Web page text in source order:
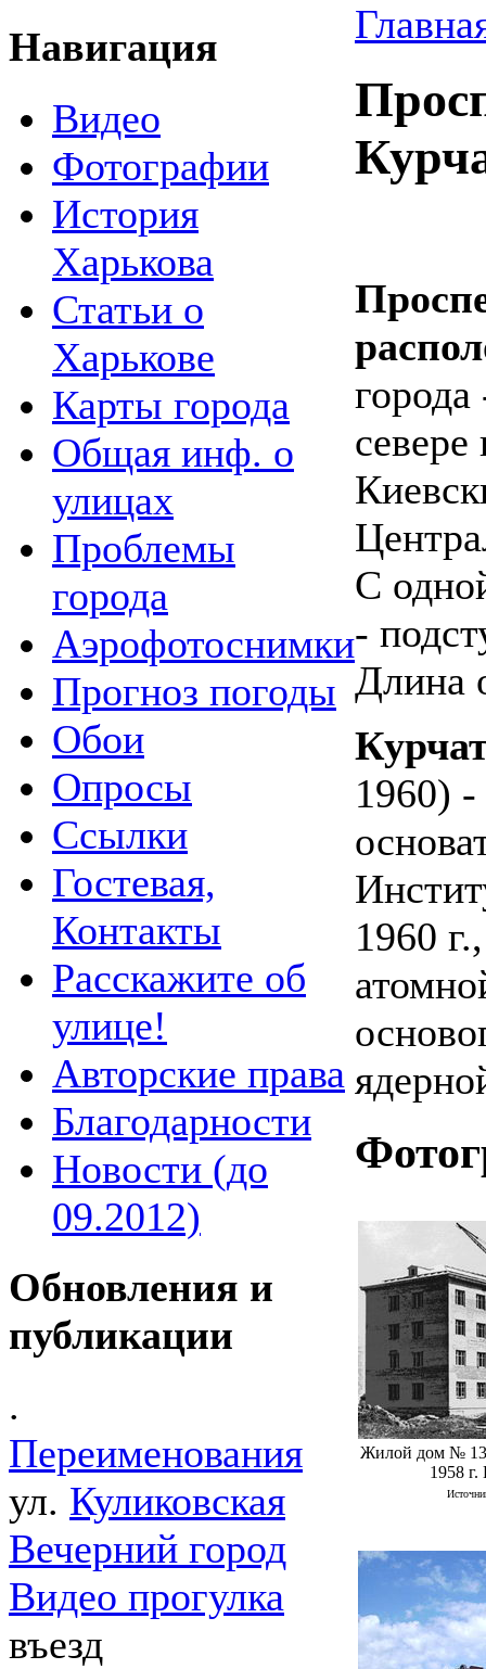
Навигация
Видео
Фотографии
История
Харькова
Статьи о
Харькове
Карты города
Общая инф. о
улицах
Проблемы
города
Аэрофотоснимки
Прогноз погоды
Обои
Опросы
Ссылки
Гостевая,
Контакты
Расскажите об
улице!
Авторские права
Благодарности
Новости (до
09.2012)
Обновления и
публикации
.
Переименования
ул. Куликовская
Вечерний город
Видео прогулка
въезд
севере
С
-
Длина
1960)
1960
Жилой дом № 13
1958